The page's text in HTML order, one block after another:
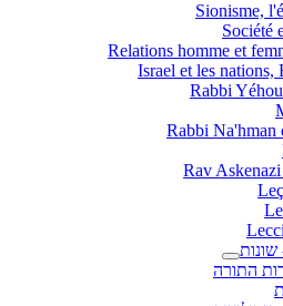
Sionisme,
Société
Relations homme et
Israel et les nations,
Rabbi
Rabbi Na'hman
התורה